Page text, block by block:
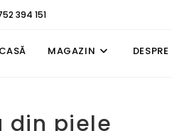
394 151
MAGAZIN
din piele